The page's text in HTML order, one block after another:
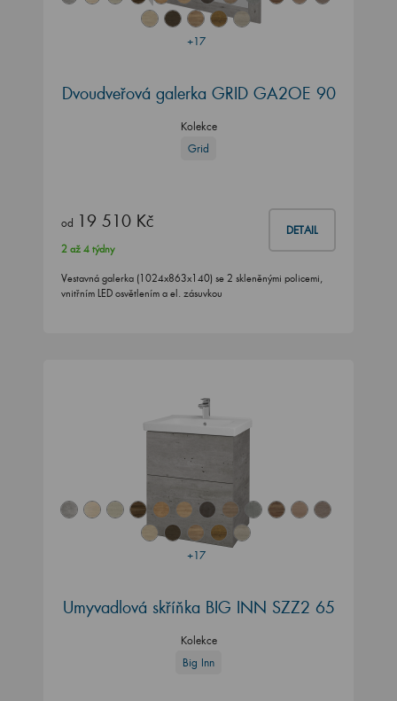
+17
Dvoudveřová galerka GRID GA2OE 90
Kolekce
Grid
od 19 510 Kč DETAIL
2 až 4 týdny
Vestavná galerka (1024x863x140) se 2 skleněnými policemi,
vnitřním LED osvětlením a el. zásuvkou
+17
Umyvadlová skříňka BIG INN SZZ2 65
Kolekce
Big Inn